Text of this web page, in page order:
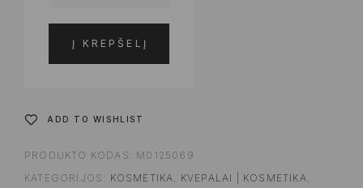
Į KREPŠELĮ
ADD TO WISHLIST
PRODUKTO KODAS: M0125069
KATEGORIJOS: KOSMETIKA KVEPALAI | KOSMETIKA